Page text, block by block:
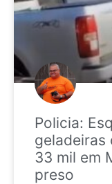
Policia:
geladeiras
33 mil em
preso